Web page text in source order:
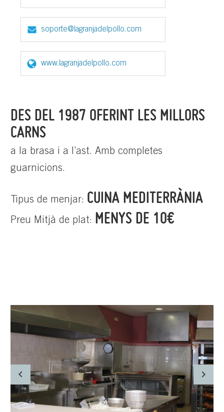
DES DEL 1987 OFERINT LES MILLORS
CARNS
a la brasa i a l’ast. Amb completes
guarnicions.
Tipus de menjar: CUINA MEDITERRÀNIA
Preu Mitjà de plat: MENYS DE 10€
soporte@lagranjadelpollo.com
www.lagranjadelpollo.com